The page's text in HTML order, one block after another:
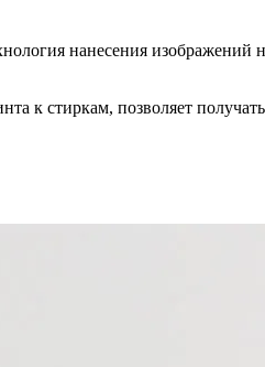
нанесения
к стиркам, позволяет